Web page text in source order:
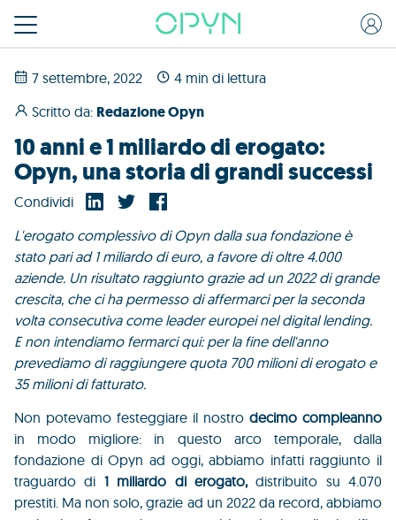
7 settembre, 2022
4 min di lettura
Scritto da: Redazione Opyn
10 anni e 1 miliardo di erogato:
Opyn, una storia di grandi successi
Condividi
L'erogato complessivo di Opyn dalla sua fondazione è
stato pari ad 1 miliardo di euro, a favore di oltre 4.000
aziende. Un risultato raggiunto grazie ad un 2022 di grande
crescita, che ci ha permesso di affermarci per la seconda
volta consecutiva come leader europei nel digital lending.
E non intendiamo fermarci qui: per la fine dell'anno
prevediamo di raggiungere quota 700 milioni di erogato e
35 milioni di fatturato.
Non potevamo festeggiare il nostro decimo compleanno
in modo migliore: in questo arco temporale, dalla
fondazione di Opyn ad oggi, abbiamo infatti raggiunto il
traguardo di 1 miliardo di erogato,distribuito su 4.070
prestiti. Ma non solo, grazie ad un 2022 da record, abbiamo